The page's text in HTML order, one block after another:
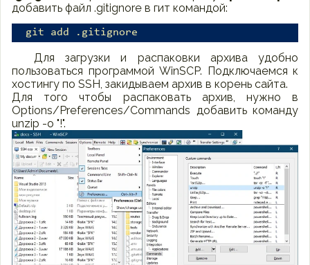
добавить файл .gitignore в гит командой:
git add .gitignore
Для загрузки и распаковки архива удобно
пользоваться программой WinSCP. Подключаемся к
хостингу по SSH, закидываем архив в корень сайта.
Для того чтобы распаковать архив, нужно в
Options/Preferences/Commands добавить команду
unzip -o "!".